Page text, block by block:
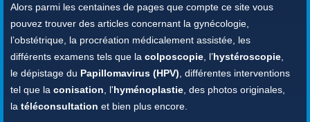
Alors parmi les centaines de pages que compte ce site vous
pouvez trouver des articles concernant la gynécologie,
l’obstétrique, la procréation médicalement assistée, les
différents examens tels que la colposcopie , l’hystéroscopie
le dépistage du Papillomavirus (HPV) , différentes interventions
tel que la conisation , l'hyménoplastie , des photos originales,
la téléconsultation et bien plus encore.